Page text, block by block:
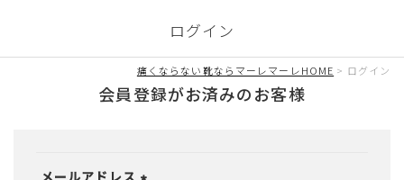
ログイン
痛くならない靴ならマーレマーレHOME ログイン
会員登録がお済みのお客様